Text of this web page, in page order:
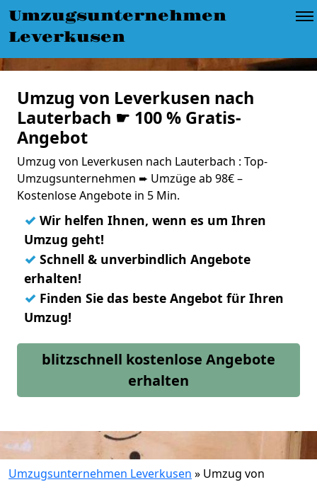
Umzugsunternehmen
Leverkusen
Umzug von Leverkusen nach
Lauterbach ☛ 100 % Gratis-
Angebot
Umzug von Leverkusen nach Lauterbach : Top-
Umzugsunternehmen ➨ Umzüge ab 98€ –
Kostenlose Angebote in 5 Min.
✓ Wir helfen Ihnen, wenn es um Ihren
Umzug geht!
✓ Schnell & unverbindlich Angebote
erhalten!
✓ Finden Sie das beste Angebot für Ihren
Umzug!
blitzschnell kostenlose Angebote
erhalten
Umzugsunternehmen Leverkusen » Umzug von